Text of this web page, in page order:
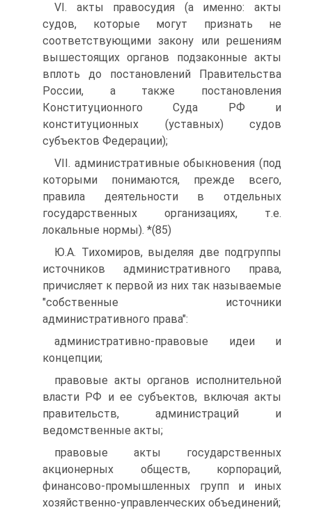
VI. акты правосудия (а именно: акты
судов, которые могут признать не
соответствующими закону или решениям
вышестоящих органов подзаконные акты
вплоть до постановлений Правительства
России, а также постановления
Конституционного Суда РФ и
конституционных (уставных) судов
субъектов Федерации);
VII. административные обыкновения (под
которыми понимаются, прежде всего,
правила деятельности в отдельных
государственных организациях, т.е.
локальные нормы). *(85)
Ю.А. Тихомиров, выделяя две подгруппы
источников административного права,
причисляет к первой из них так называемые
"собственные источники
административного права":
административно-правовые идеи и
концепции;
правовые акты органов исполнительной
власти РФ и ее субъектов, включая акты
правительств, администраций и
ведомственные акты;
правовые акты государственных
акционерных обществ, корпораций,
финансово-промышленных групп и иных
хозяйственно-управленческих объединений;